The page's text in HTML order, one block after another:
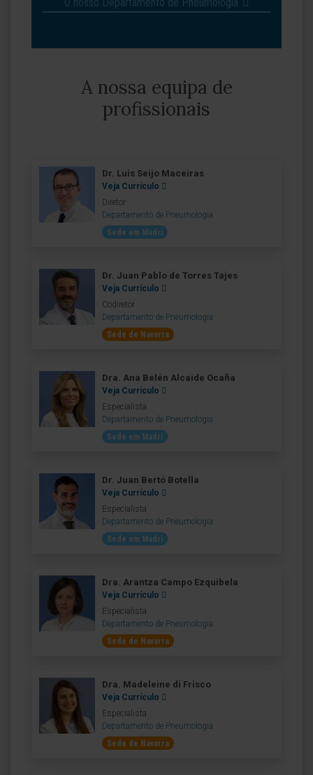
A nossa equipa de
profissionais
Dr. Luis Seijo Maceiras
Veja Currículo
Diretor
Departamento de Pneumologia
Sede em Madri
Dr. Juan Pablo de Torres Tajes
Veja Currículo
Codiretor
Departamento de Pneumologia
Sede de Navarra
Dra. Ana Belén Alcaide Ocaña
Veja Currículo
Especialista
Departamento de Pneumologia
Sede em Madri
Dr. Juan Bertó Botella
Veja Currículo
Especialista
Departamento de Pneumologia
Sede em Madri
Dra. Arantza Campo Ezquibela
Veja Currículo
Especialista
Departamento de Pneumologia
Sede de Navarra
Dra. Madeleine di Frisco
Veja Currículo
Especialista
Departamento de Pneumologia
Sede de Navarra